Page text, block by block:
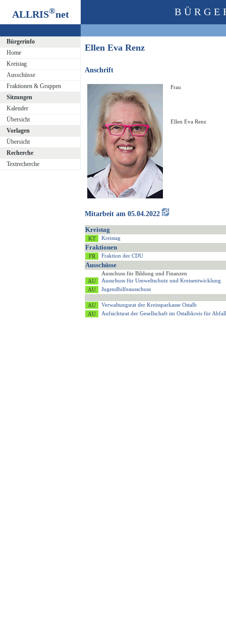
ALLRIS®net
Bürgerinfo
Home
Kreistag
Ausschüsse
Fraktionen & Gruppen
Sitzungen
Kalender
Übersicht
Vorlagen
Übersicht
Recherche
Textrecherche
Ellen Eva Renz
Anschrift
Frau
Ellen Eva Renz
Mitarbeit am 05.04.2022
Kreistag
Kreistag
Fraktionen
Fraktion der CDU
Ausschüsse
Ausschuss für Bildung und Finanzen
Ausschuss für Umweltschutz und Kreisentwicklung
Jugendhilfeausschuss
Verwaltungsrat der Kreissparkasse Ostalb
Aufsichtsrat der Gesellschaft im Ostalbkreis für